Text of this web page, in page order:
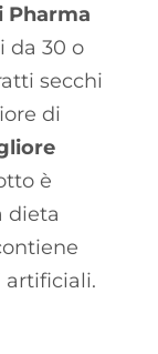
Pharma
da 30 o
secchi
di
è
dieta
artificiali.